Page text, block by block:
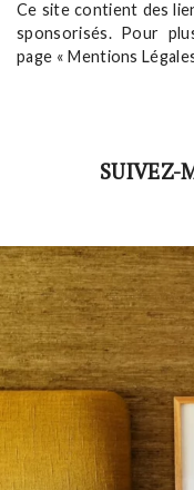
Ce site contient des
sponsorisés. Pour
page « Mentions
SUIVEZ-